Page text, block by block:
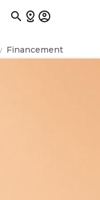

Financement